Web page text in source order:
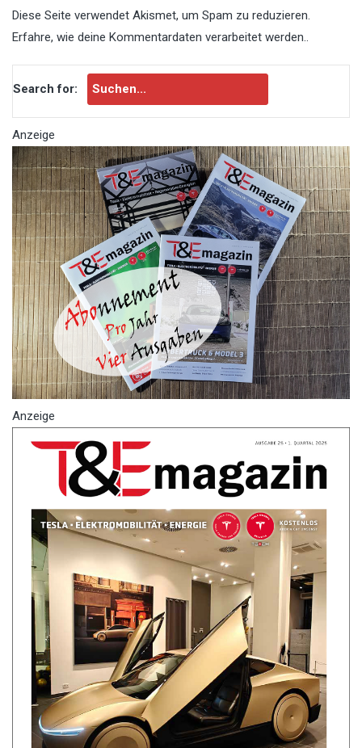
Diese Seite verwendet Akismet, um Spam zu reduzieren.
Erfahre, wie deine Kommentardaten verarbeitet werden..
Search for:
Anzeige
Anzeige